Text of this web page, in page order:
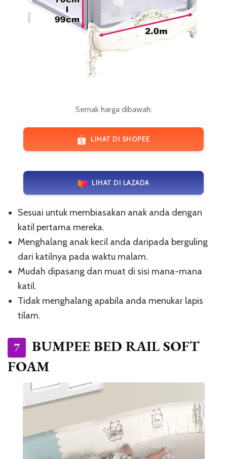
Semak harga dibawah:
LIHAT DI SHOPEE
LIHAT DI LAZADA
Sesuai untuk membiasakan anak anda dengan
katil pertama mereka.
Menghalang anak kecil anda daripada berguling
dari katilnya pada waktu malam.
Mudah dipasang dan muat di sisi mana-mana
katil.
Tidak menghalang apabila anda menukar lapis
tilam.
7
BUMPEE BED RAIL SOFT
FOAM